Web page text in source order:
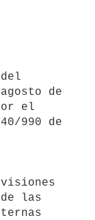
de
el
990 de
las